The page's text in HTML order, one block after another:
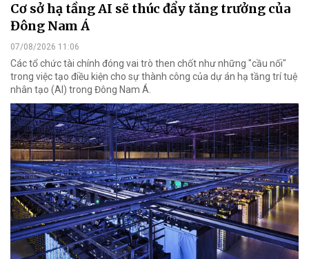
Cơ sở hạ tầng AI sẽ thúc đẩy tăng trưởng của
Đông Nam Á
07/08/2026 11:06
Các tổ chức tài chính đóng vai trò then chốt như những "cầu nối"
trong việc tạo điều kiện cho sự thành công của dự án hạ tầng trí tuệ
nhân tạo (AI) trong Đông Nam Á.